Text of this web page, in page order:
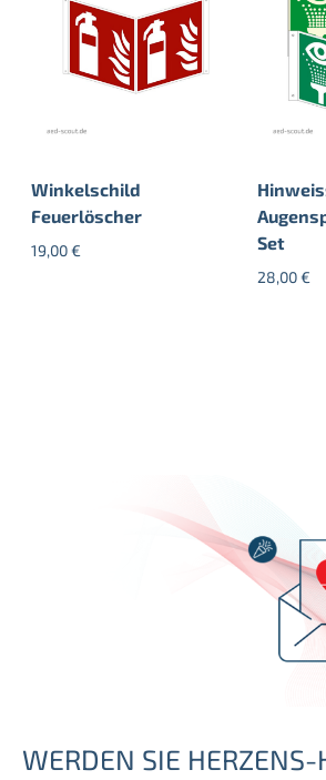
Winkelschild
Feuerlöscher
19,00€
Set
28,00€
WERDEN SIE HERZENS-